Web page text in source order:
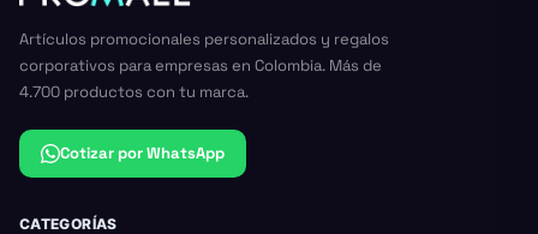
Artículos promocionales personalizados y regalos
corporativos para empresas en Colombia. Más de
4.700 productos con tu marca.
Cotizar por WhatsApp
CATEGORÍAS